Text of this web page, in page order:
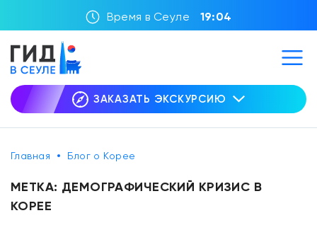
Время в Сеуле 19:04
ЗАКАЗАТЬ ЭКСКУРСИЮ
Главная Блог о Корее
МЕТКА: ДЕМОГРАФИЧЕСКИЙ КРИЗИС В
КОРЕЕ